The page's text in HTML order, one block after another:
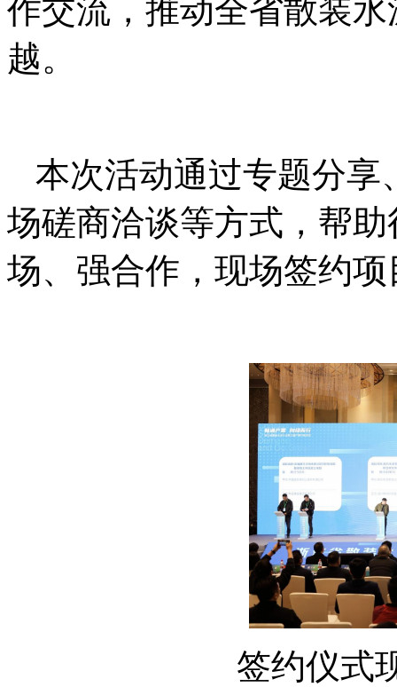
作交流，推动全省散装
越。
本次活动通过专题分享
场磋商洽谈等方式，帮
场、强合作，现场签约
签约仪式